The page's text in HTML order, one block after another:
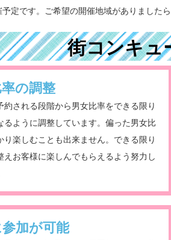
定です。ご希望の開催地域がありました
街コンキュ
の調整
約される段階から男女比率をできる限り
るように調整しています。偏った男女比
り楽しむことも出来ません。できる限り
えお客様に楽しんでもらえるよう努力し
加が可能